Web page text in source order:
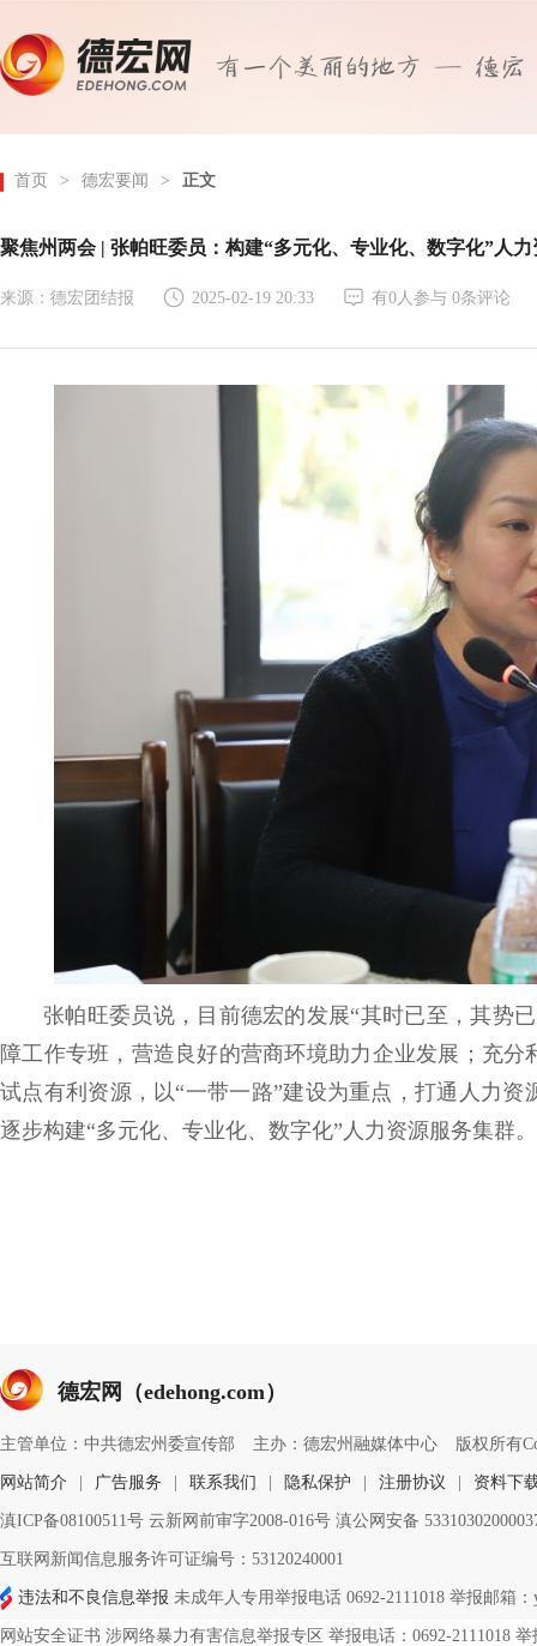
首页 > 德宏要闻 > 正文
聚焦州两会 | 张帕旺委员：构建“多元化、专业化、数字化”人
来源：德宏团结报 2025-02-19 20:33 有0人参与 0条评论
张帕旺委员说，目前德宏的发展“其时已至，其势
障工作专班，营造良好的营商环境助力企业发展；充
试点有利资源，以“一带一路”建设为重点，打通人力
逐步构建“多元化、专业化、数字化”人力资源服务集群。
德宏网（edehong.com）
主管单位：中共德宏州委宣传部 主办：德宏州融媒体中心 版权所有
网站简介 广告服务 联系我们 隐私保护 注册协议 资料下
滇ICP备08100511号 云新网前审字2008-016号 滇公网安备
互联网新闻信息服务许可证编号：53120240001
违法和不良信息举报 未成年人专用举报电话 0692-2111018 举报邮箱：
网站安全证书 涉网络暴力有害信息举报专区 举报电话：0692-2111018 举